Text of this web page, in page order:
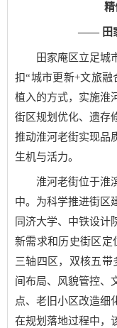
精
—— 田
田家庵区立足城
扣“城市更新+文旅
植入的方式，实施淮
街区规划优化、遗存
推动淮河老街实现品
生机与活力。
淮河老街位于淮
中。为科学推进街区
同济大学、中铁设计
新需求和历史街区定
三轴四区，双核五带
间布局、风貌管控、
点、老旧小区改造细
在规划落地过程中，